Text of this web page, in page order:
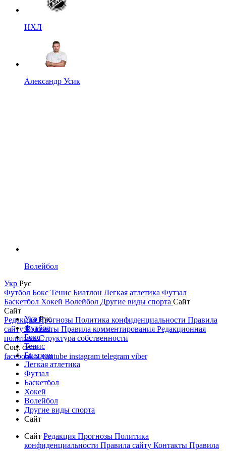
НХЛ
Александр Усик
Волейбол
Укр Рус
Футбол Бокс Тенис Биатлон Легкая атлетика Футзал
Баскетбол Хокей Волейбол Другие виды спорта Сайт
Сайт
РедакцияПрогнозы Политика конфиденциальности Правила
сайтуКонтакты Правила комментирования Редакционная
политикаСтруктура собственности
Соц. сети
facebookxyoutube instagram telegram viber
УкрРус
Футбол
Бокс
Тенис
Биатлон
Легкая атлетика
Футзал
Баскетбол
Хокей
Волейбол
Другие виды спорта
Сайт
Сайт Редакция Прогнозы Политика
конфиденциальности Правила сайту Контакты Правила